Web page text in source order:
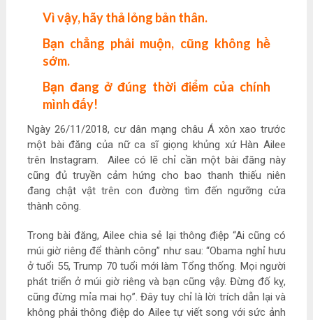
Vì vậy, hãy thả lỏng bản thân.
Bạn chẳng phải muộn, cũng không hề
sớm.
Bạn đang ở đúng thời điểm của chính
mình đấy!
Ngày 26/11/2018, cư dân mạng châu Á xôn xao trước
một bài đăng của nữ ca sĩ giọng khủng xứ Hàn Ailee
trên Instagram. Ailee có lẽ chỉ cần một bài đăng này
cũng đủ truyền cảm hứng cho bao thanh thiếu niên
đang chật vật trên con đường tìm đến ngưỡng cửa
thành công.
Trong bài đăng, Ailee chia sẻ lại thông điệp “Ai cũng có
múi giờ riêng để thành công” như sau: “Obama nghỉ hưu
ở tuổi 55, Trump 70 tuổi mới làm Tổng thống. Mọi người
phát triển ở múi giờ riêng và bạn cũng vậy. Đừng đố kỵ,
cũng đừng mỉa mai họ”. Đây tuy chỉ là lời trích dẫn lại và
không phải thông điệp do Ailee tự viết song với sức ảnh